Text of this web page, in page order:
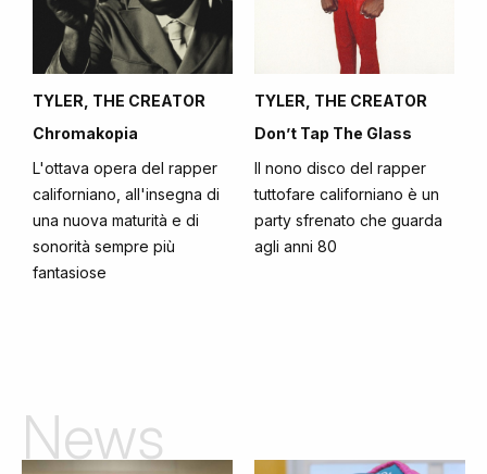
TYLER, THE CREATOR
Chromakopia
L'ottava opera del rapper
californiano, all'insegna di
una nuova maturità e di
sonorità sempre più
fantasiose
TYLER, THE CREATOR
Don’t Tap The Glass
Il nono disco del rapper
tuttofare californiano è un
party sfrenato che guarda
agli anni 80
News